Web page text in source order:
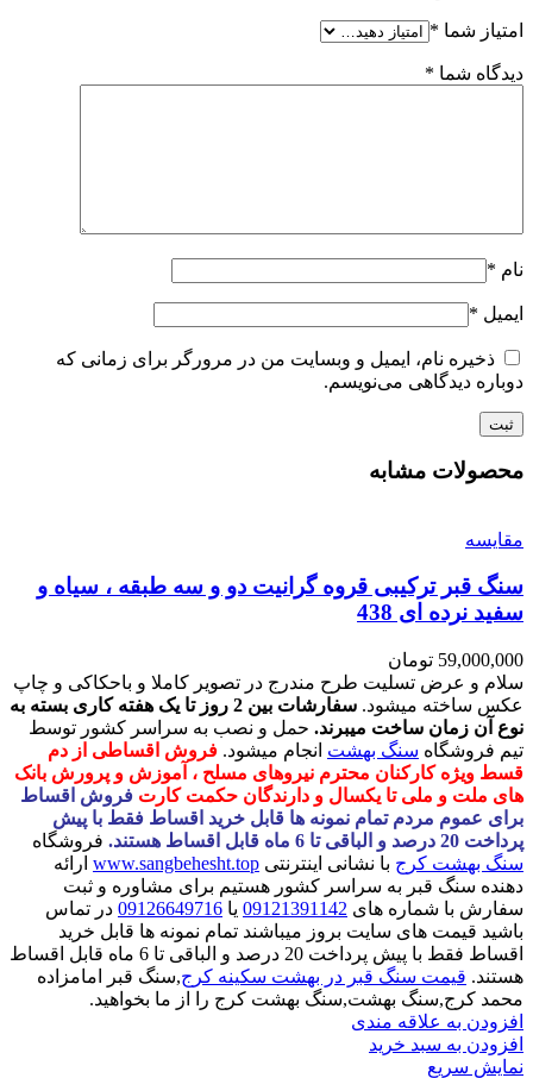
امتیاز شما *
دیدگاه شما *
نام *
ایمیل *
ذخیره نام، ایمیل و وبسایت من در مرورگر برای زمانی که
دوباره دیدگاهی می‌نویسم.
محصولات مشابه
مقايسه
سنگ قبر ترکیبی قروه گرانیت دو و سه طبقه ، سیاه و
سفید نرده ای 438
59,000,000 تومان
سلام و عرض تسلیت طرح مندرج در تصویر کاملا و باحکاکی و چاپ
عکس ساخته میشود.
سفارشات بین 2 روز تا یک هفته کاری بسته به
نوع آن زمان ساخت میبرند. حمل و نصب به سراسر کشور توسط
تیم فروشگاه سنگ بهشت انجام میشود. فروش اقساطی از دم
قسط ویژه کارکنان محترم نیروهای مسلح ، آموزش و پرورش بانک
های ملت و ملی تا یکسال و دارندگان حکمت کارت فروش اقساط
برای عموم مردم تمام نمونه ها قابل خرید اقساط فقط با پیش
پرداخت 20 درصد و الباقی تا 6 ماه قابل اقساط هستند.
فروشگاه
سنگ بهشت کرج با نشانی اینترنتی www.sangbehesht.top ارائه
دهنده سنگ قبر به سراسر کشور هستیم برای مشاوره و ثبت
سفارش با شماره های 09121391142 یا 09126649716 در تماس
باشید قیمت های سایت بروز میباشند تمام نمونه ها قابل خرید
اقساط فقط با پیش پرداخت 20 درصد و الباقی تا 6 ماه قابل اقساط
هستند. قیمت سنگ قبر در بهشت سکینه کرج,سنگ قبر امامزاده
محمد کرج,سنگ بهشت,سنگ بهشت کرج را از ما بخواهید.
افزودن به علاقه مندی
افزودن به سبد خرید
نمایش سریع